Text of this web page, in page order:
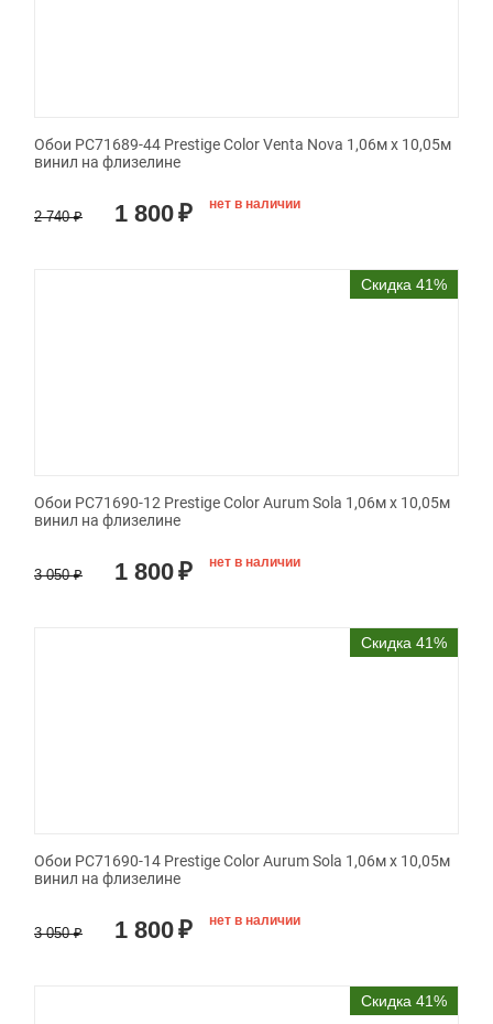
Обои PC71689-44 Prestige Color Venta Nova 1,06м х 10,05м
винил на флизелине
2 740 ₽ 1 800₽ нет в наличии
Скидка 41%
Обои PC71690-12 Prestige Color Aurum Sola 1,06м х 10,05м
винил на флизелине
3 050 ₽ 1 800₽ нет в наличии
Скидка 41%
Обои PC71690-14 Prestige Color Aurum Sola 1,06м х 10,05м
винил на флизелине
3 050 ₽ 1 800₽ нет в наличии
Скидка 41%